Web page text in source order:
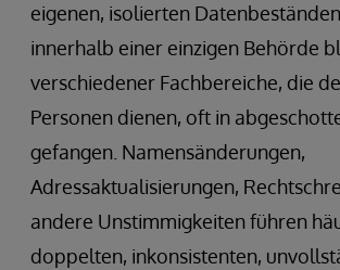
eigenen, isolierten
innerhalb einer einzigen Behörde
verschiedener Fachbereiche, die
Personen dienen, oft in
gefangen. Namensänderungen,
Adressaktualisierungen,
andere Unstimmigkeiten führen
doppelten, inkonsistenten,